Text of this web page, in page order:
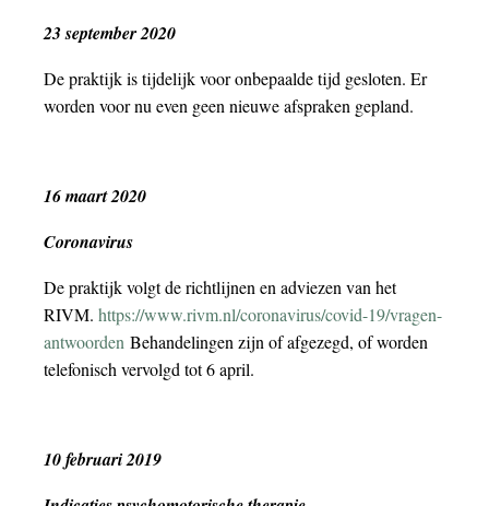
23 september 2020
De praktijk is tijdelijk voor onbepaalde tijd gesloten. Er
worden voor nu even geen nieuwe afspraken gepland.
16 maart 2020
Coronavirus
De praktijk volgt de richtlijnen en adviezen van het
RIVM. https://www.rivm.nl/coronavirus/covid-19/vragen-
antwoorden Behandelingen zijn of afgezegd, of worden
telefonisch vervolgd tot 6 april.
10 februari 2019